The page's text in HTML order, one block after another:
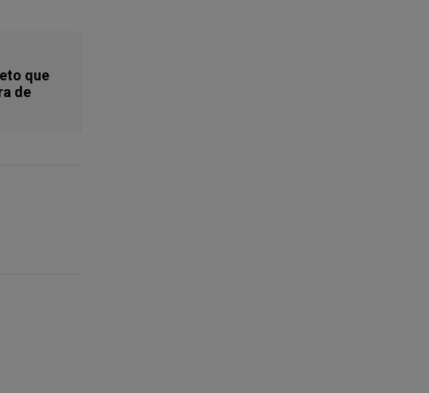
que
de